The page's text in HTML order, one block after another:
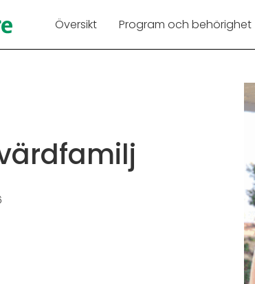
Översikt Program och behörighet